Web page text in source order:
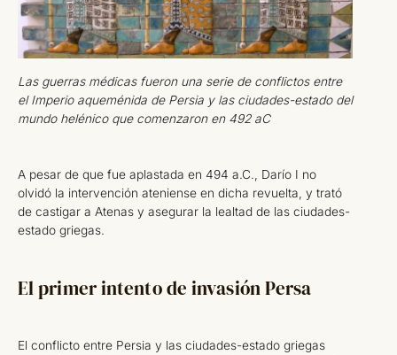
Las guerras médicas fueron una serie de conflictos entre
el Imperio aqueménida de Persia y las ciudades-estado del
mundo helénico que comenzaron en 492 aC
A pesar de que fue aplastada en 494 a.C., Darío I no
olvidó la intervención ateniense en dicha revuelta, y trató
de castigar a Atenas y asegurar la lealtad de las ciudades-
estado griegas.
El primer intento de invasión Persa
El conflicto entre Persia y las ciudades-estado griegas